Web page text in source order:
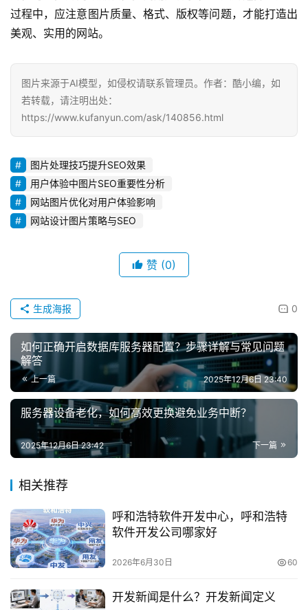
过程中，应注意图片质量、格式、版权等问题，才能打造出
美观、实用的网站。
图片来源于AI模型，如侵权请联系管理员。作者：酷小编，如
若转载，请注明出处：
https://www.kufanyun.com/ask/140856.html
图片处理技巧提升SEO效果
用户体验中图片SEO重要性分析
网站图片优化对用户体验影响
网站设计图片策略与SEO
赞 (0)
0
生成海报
如何正确开启数据库服务器配置？步骤详解与常见问题
解答
上一篇 2025年12月6日 23:40
服务器设备老化，如何高效更换避免业务中断？
下一篇
2025年12月6日 23:42
相关推荐
呼和浩特软件开发中心，呼和浩特
软件开发公司哪家好
2026年6月30日 60
开发新闻是什么？开发新闻定义